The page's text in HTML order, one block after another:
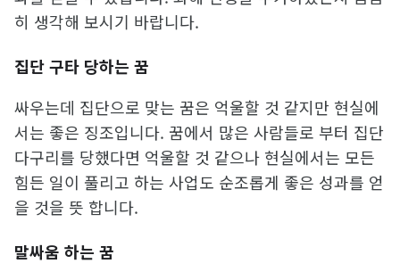
히 생각해 보시기 바랍니다.
집단 구타 당하는 꿈
싸우는데 집단으로 맞는 꿈은 억울할 것 같지만 현실에
서는 좋은 징조입니다. 꿈에서 많은 사람들로 부터 집단
다구리를 당했다면 억울할 것 같으나 현실에서는 모든
힘든 일이 풀리고 하는 사업도 순조롭게 좋은 성과를 얻
을 것을 뜻 합니다.
말싸움 하는 꿈